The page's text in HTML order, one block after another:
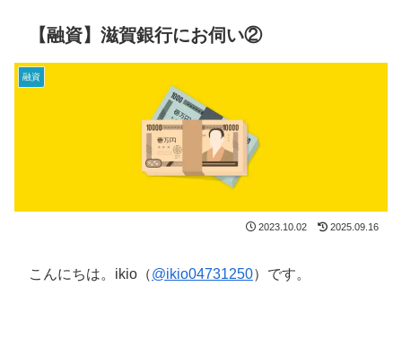
【融資】滋賀銀行にお伺い②
融資
2023.10.02 2025.09.16
こんにちは。ikio（@ikio04731250）です。